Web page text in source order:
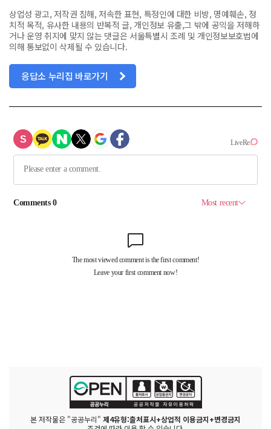
상업성 광고, 저작권 침해, 저속한 표현, 특정인에 대한 비방, 명예훼손, 정
치적 목적, 유사한 내용의 반복적 글, 개인정보 유출,그 밖에 공익을 저해하
거나 운영 취지에 맞지 않는 댓글은 서울특별시 조례 및 개인정보보호법에
의해 통보없이 삭제될 수 있습니다.
응답소 누리집 바로가기
본 저작물은 "공공누리" 제4유형:출처표시+상업적 이용금지+변경금지